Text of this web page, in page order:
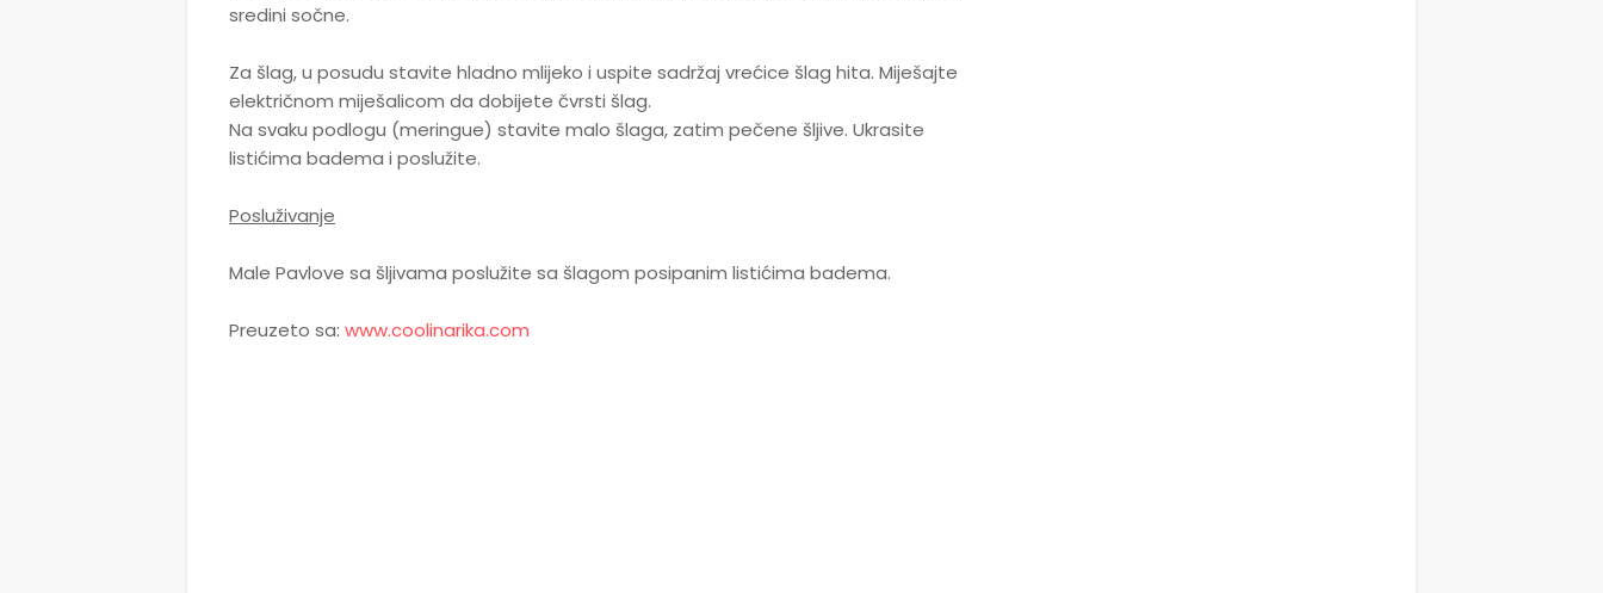
sredini sočne.
Za šlag, u posudu stavite hladno mlijeko i uspite sadržaj vrećice šlag hita. Miješajte
električnom miješalicom da dobijete čvrsti šlag.
Na svaku podlogu (meringue) stavite malo šlaga, zatim pečene šljive. Ukrasite
listićima badema i poslužite.
Posluživanje
Male Pavlove sa šljivama poslužite sa šlagom posipanim listićima badema.
Preuzeto sa: www.coolinarika.com